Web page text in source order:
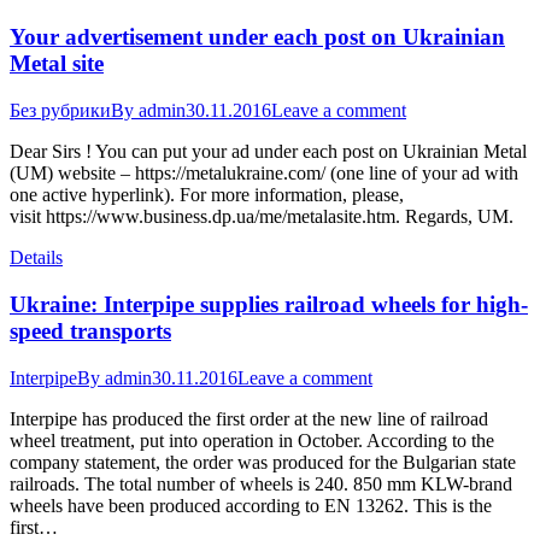
Your advertisement under each post on Ukrainian
Metal site
Без рубрикиBy admin30.11.2016Leave a comment
Dear Sirs ! You can put your ad under each post on Ukrainian Metal
(UM) website – https://metalukraine.com/ (one line of your ad with
one active hyperlink). For more information, please,
visit https://www.business.dp.ua/me/metalasite.htm. Regards, UM.
Details
Ukraine: Interpipe supplies railroad wheels for high-
speed transports
InterpipeBy admin30.11.2016Leave a comment
Interpipe has produced the first order at the new line of railroad
wheel treatment, put into operation in October. According to the
company statement, the order was produced for the Bulgarian state
railroads. The total number of wheels is 240. 850 mm KLW-brand
wheels have been produced according to EN 13262. This is the
first…